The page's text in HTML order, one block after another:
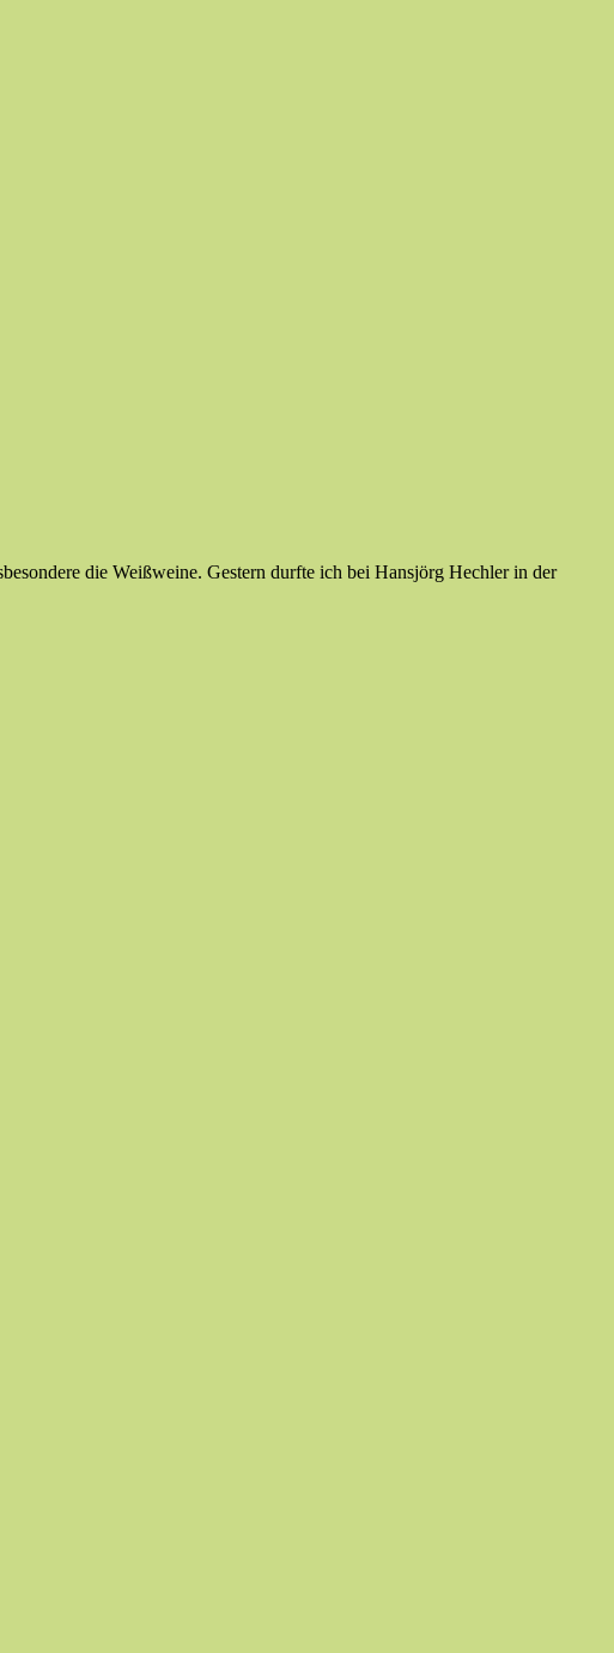
die Weißweine. Gestern durfte ich bei Hansjörg Hechler in der